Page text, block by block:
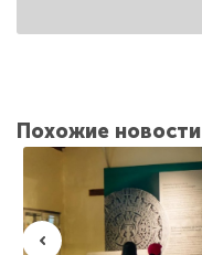
Похожие новости